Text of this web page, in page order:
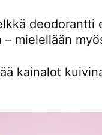
deodorantti
mielellään
kainalot